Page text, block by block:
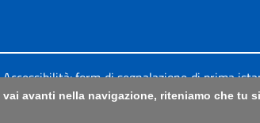
Accessibilità: form di segnalazione di prima
Legali|Sitemap
avanti nella navigazione, riteniamo che tu